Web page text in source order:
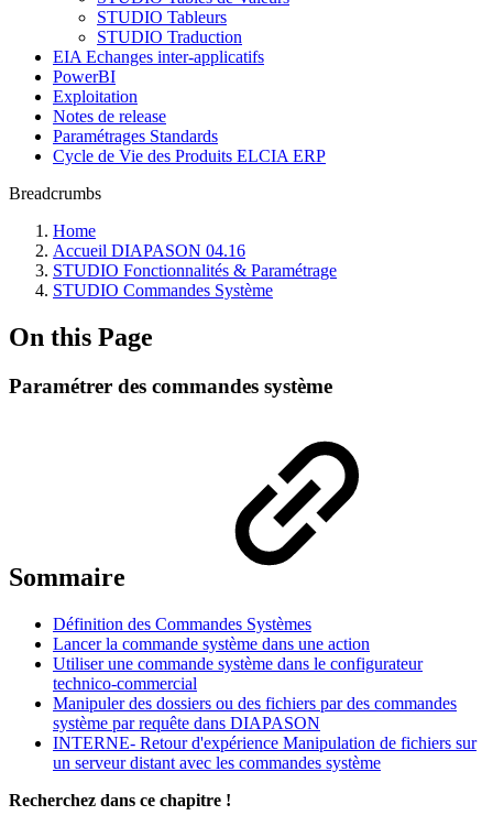
STUDIO Tableurs
STUDIO Traduction
EIA Echanges inter-applicatifs
PowerBI
Exploitation
Notes de release
Paramétrages Standards
Cycle de Vie des Produits ELCIA ERP
Breadcrumbs
Home
Accueil DIAPASON 04.16
STUDIO Fonctionnalités & Paramétrage
STUDIO Commandes Système
On this Page
Paramétrer des commandes système
Sommaire
Définition des Commandes Systèmes
Lancer la commande système dans une action
Utiliser une commande système dans le configurateur
technico-commercial
Manipuler des dossiers ou des fichiers par des commandes
système par requête dans DIAPASON
INTERNE- Retour d'expérience Manipulation de fichiers sur
un serveur distant avec les commandes système
Recherchez dans ce chapitre !